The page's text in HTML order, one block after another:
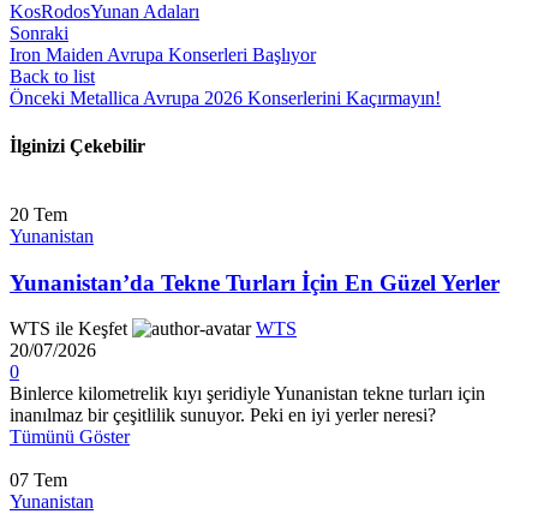
KosRodosYunan Adaları
Sonraki
Iron Maiden Avrupa Konserleri Başlıyor
Back to list
Önceki Metallica Avrupa 2026 Konserlerini Kaçırmayın!
İlginizi Çekebilir
20 Tem
Yunanistan
Yunanistan’da Tekne Turları İçin En Güzel Yerler
WTS ile Keşfet
WTS
20/07/2026
0
Binlerce kilometrelik kıyı şeridiyle Yunanistan tekne turları için
inanılmaz bir çeşitlilik sunuyor. Peki en iyi yerler neresi?
Tümünü Göster
07 Tem
Yunanistan